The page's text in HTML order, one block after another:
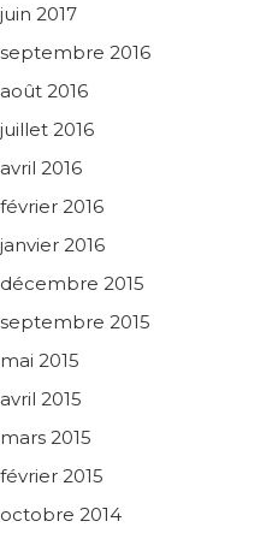
juin 2017
septembre 2016
août 2016
juillet 2016
avril 2016
février 2016
janvier 2016
décembre 2015
septembre 2015
mai 2015
avril 2015
mars 2015
février 2015
octobre 2014